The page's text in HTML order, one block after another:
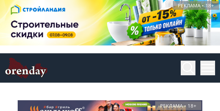
РЕКЛАМА • 18+
РЕКЛАМА • 18+